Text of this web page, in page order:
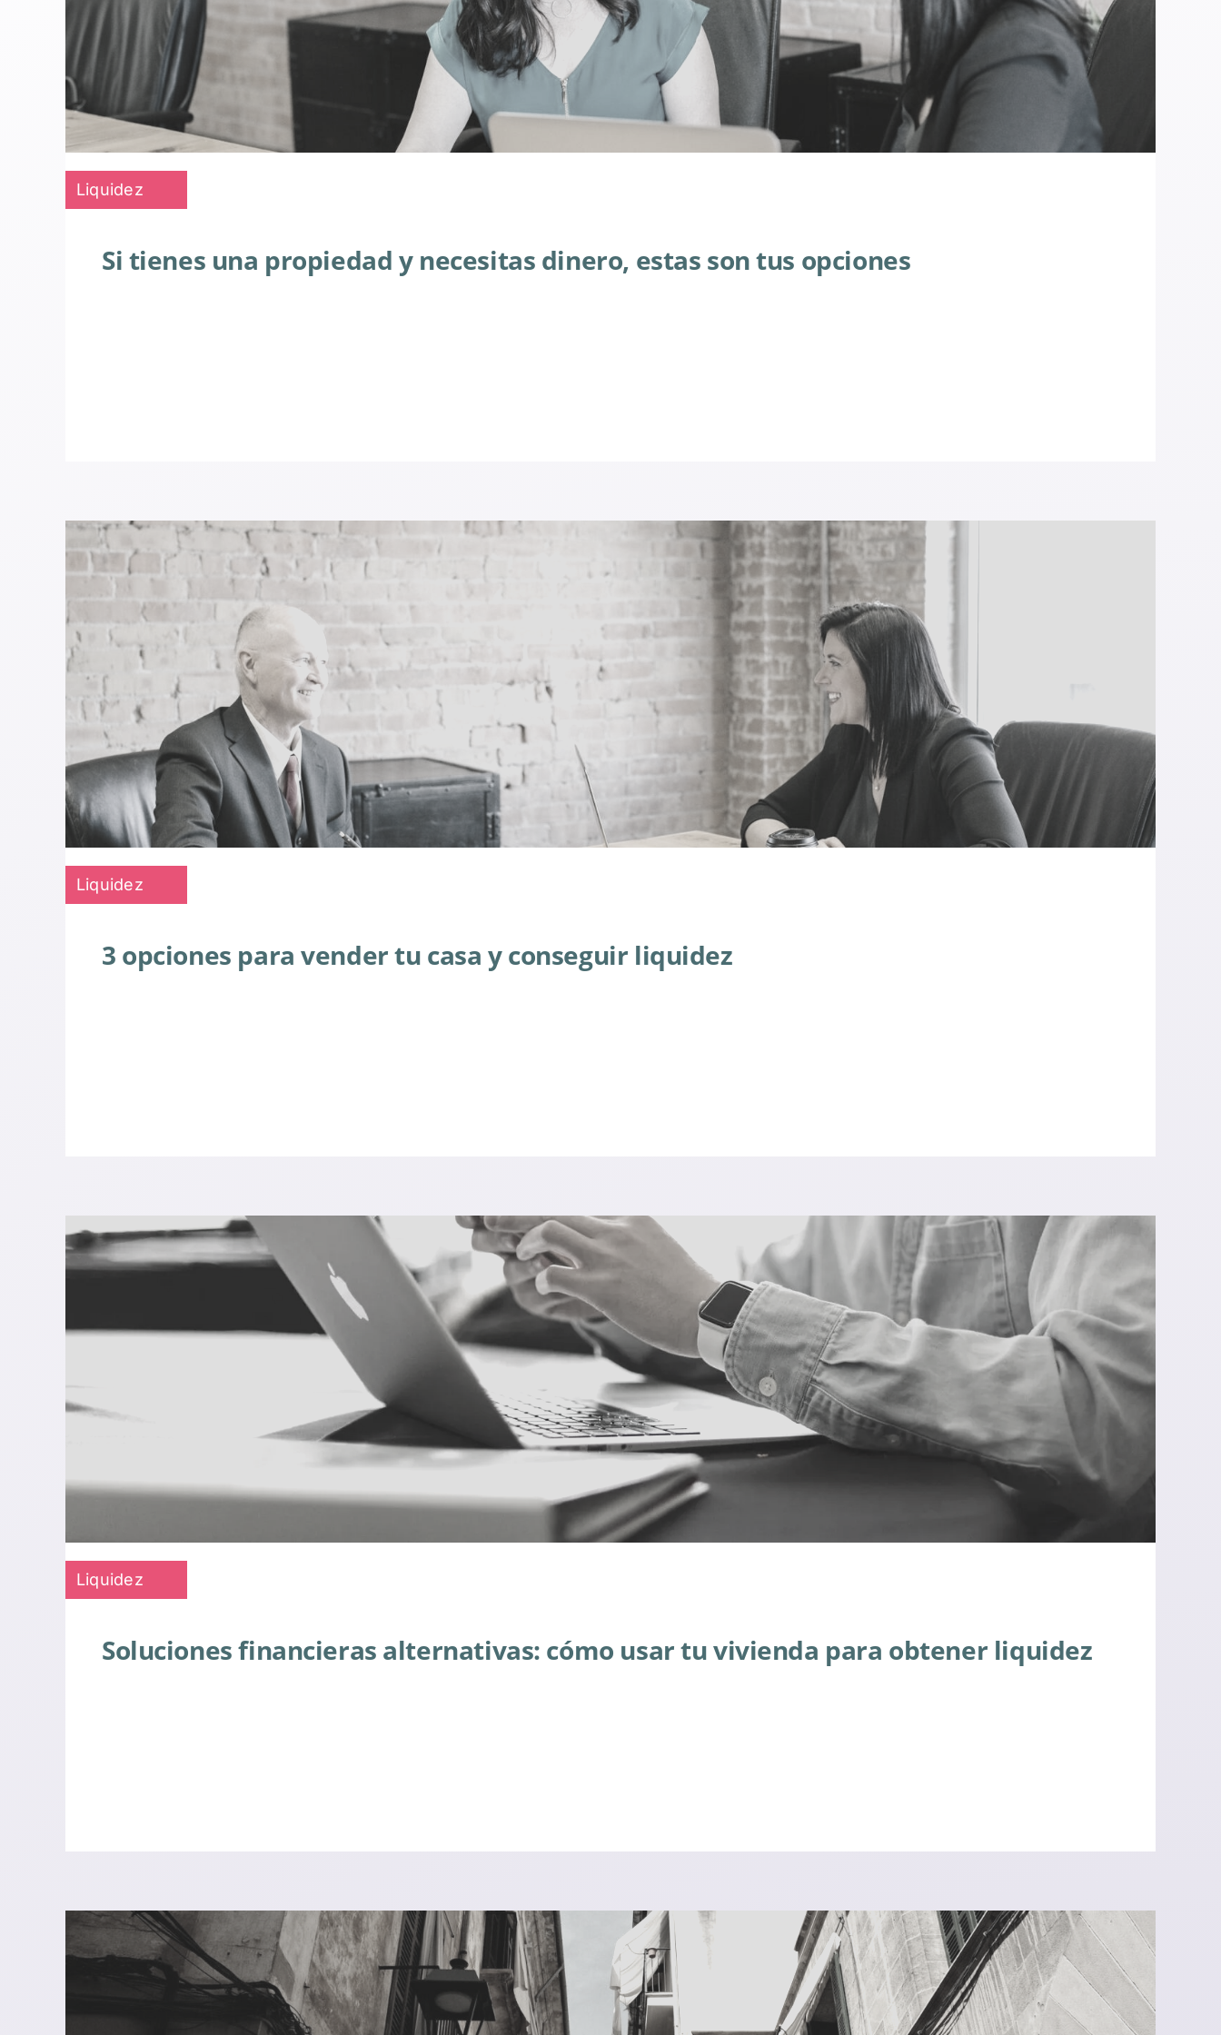
Liquidez
Si tienes una propiedad y necesitas dinero, estas son tus opciones
Liquidez
3 opciones para vender tu casa y conseguir liquidez
Liquidez
Soluciones financieras alternativas: cómo usar tu vivienda para obtener liquidez